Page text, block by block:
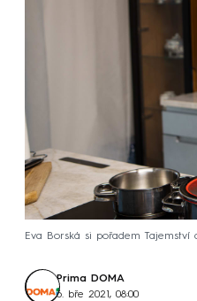
Eva Borská si pořadem
Prima DOMA
6. bře 2021, 08:00